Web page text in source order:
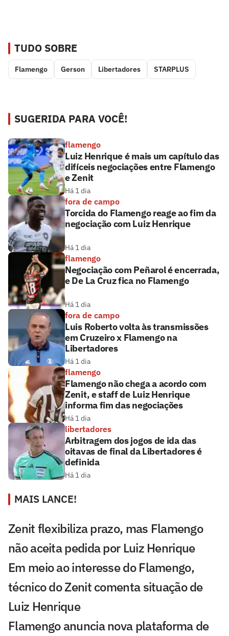
TUDO SOBRE
Flamengo Gerson Libertadores STARPLUS
SUGERIDA PARA VOCÊ!
flamengo
Luiz Henrique é mais um capítulo das
difíceis negociações entre Flamengo
e Zenit
Há 1 dia
fora de campo
Torcida do Flamengo reage ao fim da
negociação com Luiz Henrique
Há 1 dia
flamengo
Negociação com Peñarol é encerrada,
e De La Cruz fica no Flamengo
Há 1 dia
fora de campo
Luis Roberto volta às transmissões
em Cruzeiro x Flamengo na
Libertadores
Há 1 dia
flamengo
Flamengo não chega a acordo com
Zenit, e staff de Luiz Henrique
informa fim das negociações
Há 1 dia
libertadores
Arbitragem dos jogos de ida das
oitavas de final da Libertadores é
definida
Há 1 dia
MAIS LANCE!
Zenit flexibiliza prazo, mas Flamengo
não aceita pedida por Luiz Henrique
Em meio ao interesse do Flamengo,
técnico do Zenit comenta situação de
Luiz Henrique
Flamengo anuncia nova plataforma de